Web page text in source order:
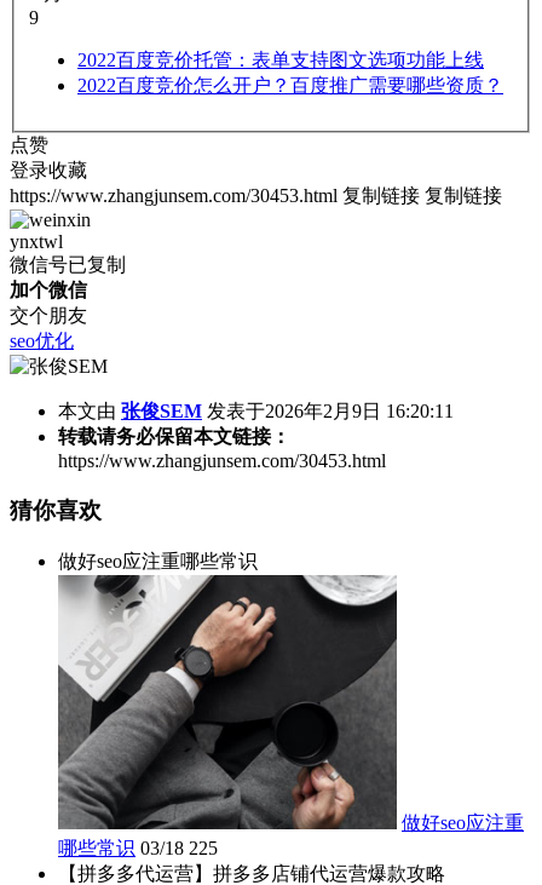
9
2022百度竞价托管：表单支持图文选项功能上线
2022百度竞价怎么开户？百度推广需要哪些资质？
点赞
登录收藏
https://www.zhangjunsem.com/30453.html 复制链接 复制链接
ynxtwl
微信号已复制
加个微信
交个朋友
seo优化
本文由 张俊SEM 发表于2026年2月9日 16:20:11
转载请务必保留本文链接：
https://www.zhangjunsem.com/30453.html
猜你喜欢
做好seo应注重哪些常识
做好seo应注重
哪些常识 03/18 225
【拼多多代运营】拼多多店铺代运营爆款攻略